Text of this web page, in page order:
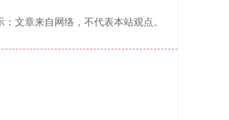
：文章来自网络，不代表本站观点。